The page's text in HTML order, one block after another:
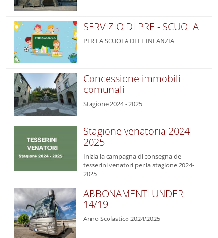
SERVIZIO DI PRE - SCUOLA
PER LA SCUOLA DELL'INFANZIA
Concessione immobili
comunali
Stagione 2024 - 2025
Stagione venatoria 2024 -
2025
Inizia la campagna di consegna dei
tesserini venatori per la stagione 2024-
2025
ABBONAMENTI UNDER
14/19
Anno Scolastico 2024/2025